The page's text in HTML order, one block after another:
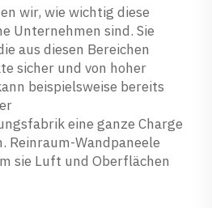
wir, wie wichtig diese
Unternehmen sind. Sie
aus diesen Bereichen
sicher und von hoher
beispielsweise bereits
eine ganze Charge
Reinraum-Wandpaneele
sie Luft und Oberflächen